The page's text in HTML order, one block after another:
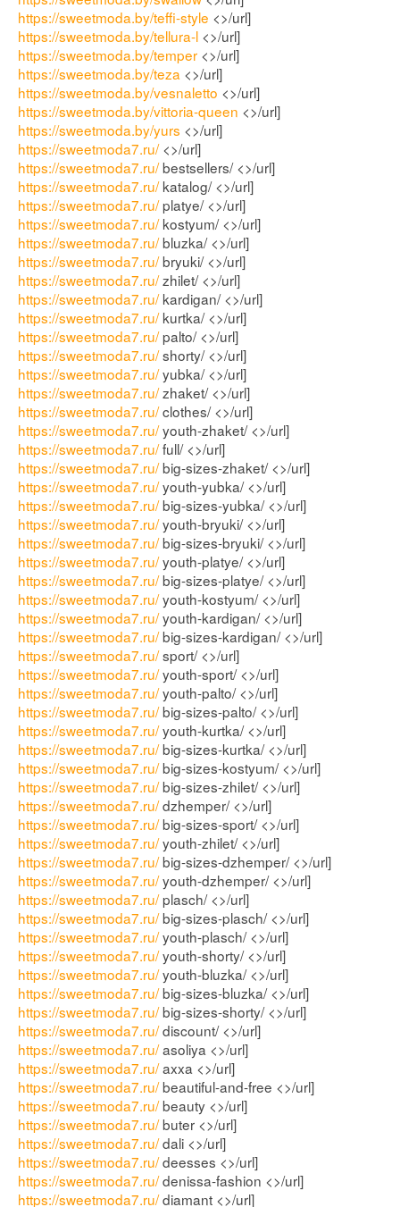
https://sweetmoda.by/teffi-style <>/url]
https://sweetmoda.by/tellura-l <>/url]
https://sweetmoda.by/temper <>/url]
https://sweetmoda.by/teza <>/url]
https://sweetmoda.by/vesnaletto <>/url]
https://sweetmoda.by/vittoria-queen <>/url]
https://sweetmoda.by/yurs <>/url]
https://sweetmoda7.ru/<>/url]
https://sweetmoda7.ru/bestsellers/ <>/url]
https://sweetmoda7.ru/katalog/ <>/url]
https://sweetmoda7.ru/platye/ <>/url]
https://sweetmoda7.ru/kostyum/ <>/url]
https://sweetmoda7.ru/bluzka/ <>/url]
https://sweetmoda7.ru/bryuki/ <>/url]
https://sweetmoda7.ru/zhilet/ <>/url]
https://sweetmoda7.ru/kardigan/ <>/url]
https://sweetmoda7.ru/kurtka/ <>/url]
https://sweetmoda7.ru/palto/ <>/url]
https://sweetmoda7.ru/shorty/ <>/url]
https://sweetmoda7.ru/yubka/ <>/url]
https://sweetmoda7.ru/zhaket/ <>/url]
https://sweetmoda7.ru/clothes/ <>/url]
https://sweetmoda7.ru/youth-zhaket/ <>/url]
https://sweetmoda7.ru/full/ <>/url]
https://sweetmoda7.ru/big-sizes-zhaket/ <>/url]
https://sweetmoda7.ru/youth-yubka/ <>/url]
https://sweetmoda7.ru/big-sizes-yubka/ <>/url]
https://sweetmoda7.ru/youth-bryuki/ <>/url]
https://sweetmoda7.ru/big-sizes-bryuki/ <>/url]
https://sweetmoda7.ru/youth-platye/ <>/url]
https://sweetmoda7.ru/big-sizes-platye/ <>/url]
https://sweetmoda7.ru/youth-kostyum/ <>/url]
https://sweetmoda7.ru/youth-kardigan/ <>/url]
https://sweetmoda7.ru/big-sizes-kardigan/ <>/url]
https://sweetmoda7.ru/sport/ <>/url]
https://sweetmoda7.ru/youth-sport/ <>/url]
https://sweetmoda7.ru/youth-palto/ <>/url]
https://sweetmoda7.ru/big-sizes-palto/ <>/url]
https://sweetmoda7.ru/youth-kurtka/ <>/url]
https://sweetmoda7.ru/big-sizes-kurtka/ <>/url]
https://sweetmoda7.ru/big-sizes-kostyum/ <>/url]
https://sweetmoda7.ru/big-sizes-zhilet/ <>/url]
https://sweetmoda7.ru/dzhemper/ <>/url]
https://sweetmoda7.ru/big-sizes-sport/ <>/url]
https://sweetmoda7.ru/youth-zhilet/ <>/url]
https://sweetmoda7.ru/big-sizes-dzhemper/ <>/url]
https://sweetmoda7.ru/youth-dzhemper/ <>/url]
https://sweetmoda7.ru/plasch/ <>/url]
https://sweetmoda7.ru/big-sizes-plasch/ <>/url]
https://sweetmoda7.ru/youth-plasch/ <>/url]
https://sweetmoda7.ru/youth-shorty/ <>/url]
https://sweetmoda7.ru/youth-bluzka/ <>/url]
https://sweetmoda7.ru/big-sizes-bluzka/ <>/url]
https://sweetmoda7.ru/big-sizes-shorty/ <>/url]
https://sweetmoda7.ru/discount/ <>/url]
https://sweetmoda7.ru/asoliya <>/url]
https://sweetmoda7.ru/axxa <>/url]
https://sweetmoda7.ru/beautiful-and-free <>/url]
https://sweetmoda7.ru/beauty <>/url]
https://sweetmoda7.ru/buter <>/url]
https://sweetmoda7.ru/dali <>/url]
https://sweetmoda7.ru/deesses <>/url]
https://sweetmoda7.ru/denissa-fashion <>/url]
https://sweetmoda7.ru/diamant <>/url]